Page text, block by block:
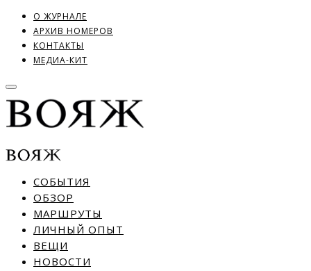
О ЖУРНАЛЕ
АРХИВ НОМЕРОВ
КОНТАКТЫ
МЕДИА-КИТ
СОБЫТИЯ
ОБЗОР
МАРШРУТЫ
ЛИЧНЫЙ ОПЫТ
ВЕЩИ
НОВОСТИ